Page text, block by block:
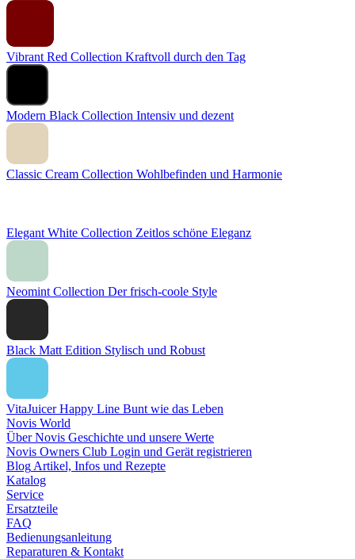
Vibrant Red Collection Kraftvoll durch den Tag
Modern Black Collection Intensiv und dezent
Classic Cream Collection Wohlbefinden und Harmonie
Elegant White Collection Zeitlos schöne Eleganz
Neomint Collection Der frisch-coole Style
Black Matt Edition Stylisch und Robust
VitaJuicer Happy Line Bunt wie das Leben
Novis World
Über Novis Geschichte und unsere Werte
Novis Owners Club Login und Gerät registrieren
Blog Artikel, Infos und Rezepte
Katalog
Service
Ersatzteile
FAQ
Bedienungsanleitung
Reparaturen & Kontakt